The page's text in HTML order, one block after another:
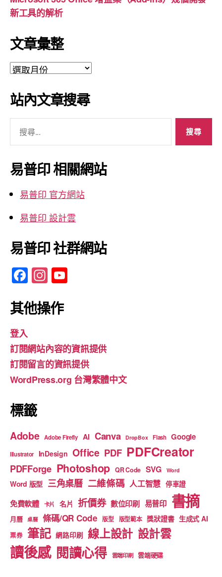
新工具的解析
文章彙整
文
彙
整
站內文章搜尋
關
鍵
字:
易普印 相關網站
易普印 官方網站
易普印 設計雲
易普印 社群網站
F
a
c
b
o
o
k
In
st
a
gr
a
m
u
b
e
其他操作
登入
訂閱網站內容的資訊提供
訂閱留言的資訊提供
WordPress.org 台灣繁體中文
標籤
Adobe Adobe Firefly AI Canva DropBox Flash Google
Illustrator InDesign Office PDF PDFCreator
PDFForge Photoshop QR Code SVG Word
Word 版型 三角桌曆 二維條碼 人工智慧 停車證
免費軟體 卡片 名片 折價券 數位印刷 易普印 書摘
月曆 桌曆 條碼/QR Code 版型 版型範本 獎狀證書 生成式 AI
票券 筆記 網路印刷 線上設計 設計雲
讀後感 閱讀心得 雲端印刷 雲端硬碟